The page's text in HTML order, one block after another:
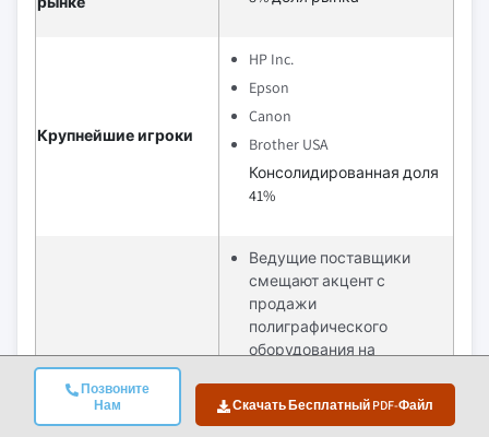
Позвоните
Нам
Скачать Бесплатный PDF-Файл
Крупнейшие игроки
HP Inc.
Epson
Canon
Brother USA
Консолидированная доля
41%
Ведущие поставщики
смещают акцент с
продажи
полиграфического
оборудования на
цифровых экосистем,